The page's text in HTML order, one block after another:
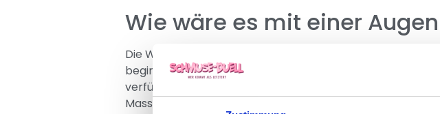
Wie wäre es mit einer
Die Welt der Rollenspiele ist nicht jedermanns Sache,
beginnen. Der Träger der Maske sieht nichts, er muss
verführerische und glitzernde Masken zu kaufen, die den
Massagekerze zu kombinieren, um das Erlebnis noch